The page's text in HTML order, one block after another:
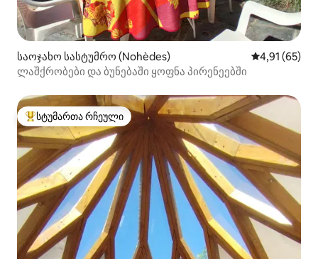
საოჯახო სასტუმრო (Nohèdes) საშუალო
4,91 (65)
ლაშქრობები და ბუნებაში ყოფნა პირენეებში
სტუმართა რჩეული მოწინავე ვარიანტი
სტუმართა რჩეული